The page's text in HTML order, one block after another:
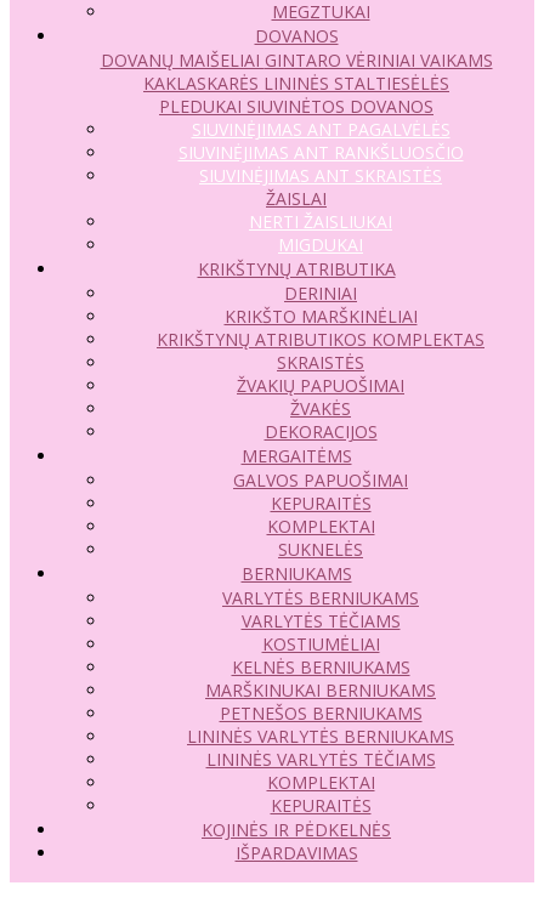
MEGZTUKAI
DOVANOS
DOVANŲ MAIŠELIAI GINTARO VĖRINIAI VAIKAMS
KAKLASKARĖS LININĖS STALTIESĖLĖS
PLEDUKAI SIUVINĖTOS DOVANOS
SIUVINĖJIMAS ANT PAGALVĖLĖS
SIUVINĖJIMAS ANT RANKŠLUOSČIO
SIUVINĖJIMAS ANT SKRAISTĖS
ŽAISLAI
NERTI ŽAISLIUKAI
MIGDUKAI
KRIKŠTYNŲ ATRIBUTIKA
DERINIAI
KRIKŠTO MARŠKINĖLIAI
KRIKŠTYNŲ ATRIBUTIKOS KOMPLEKTAS
SKRAISTĖS
ŽVAKIŲ PAPUOŠIMAI
ŽVAKĖS
DEKORACIJOS
MERGAITĖMS
GALVOS PAPUOŠIMAI
KEPURAITĖS
KOMPLEKTAI
SUKNELĖS
BERNIUKAMS
VARLYTĖS BERNIUKAMS
VARLYTĖS TĖČIAMS
KOSTIUMĖLIAI
KELNĖS BERNIUKAMS
MARŠKINUKAI BERNIUKAMS
PETNEŠOS BERNIUKAMS
LININĖS VARLYTĖS BERNIUKAMS
LININĖS VARLYTĖS TĖČIAMS
KOMPLEKTAI
KEPURAITĖS
KOJINĖS IR PĖDKELNĖS
IŠPARDAVIMAS